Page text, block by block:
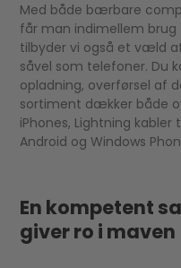
Med både bærbare
får man indimellem brug
tilbyder vi også et væld
såvel som telefoner. Du
opladning, overførsel af
sortiment dækker både
iPhones, Lightning kabler
Android og Windows
En kompetent
giver ro i maven